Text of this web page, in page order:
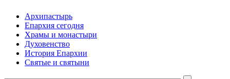
Архипастырь
Епархия сегодня
Храмы и монастыри
Духовенство
История Епархии
Святые и святыни